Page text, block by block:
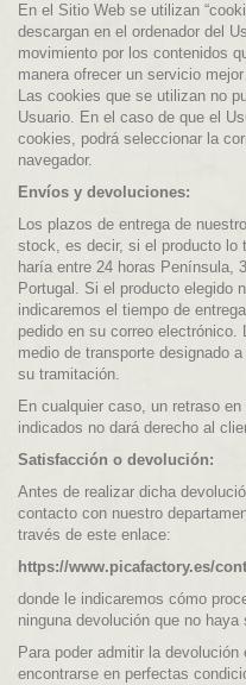
En el Sitio Web se utilizan
descargan en el ordenador del
movimiento por los contenidos
manera ofrecer un servicio
Las cookies que se utilizan no
Usuario. En el caso de que el
cookies, podrá seleccionar la
navegador.
Envíos y devoluciones:
Los plazos de entrega de
stock, es decir, si el producto lo
haría entre 24 horas Península,
Portugal. Si el producto elegido
indicaremos el tiempo de
pedido en su correo electrónico.
medio de transporte designado
su tramitación.
En cualquier caso, un retraso
indicados no dará derecho al
Satisfacción o devolución:
Antes de realizar dicha
contacto con nuestro
través de este enlace:
https://www.picafactory.es/
donde le indicaremos cómo
ninguna devolución que no
Para poder admitir la
encontrarse en perfectas